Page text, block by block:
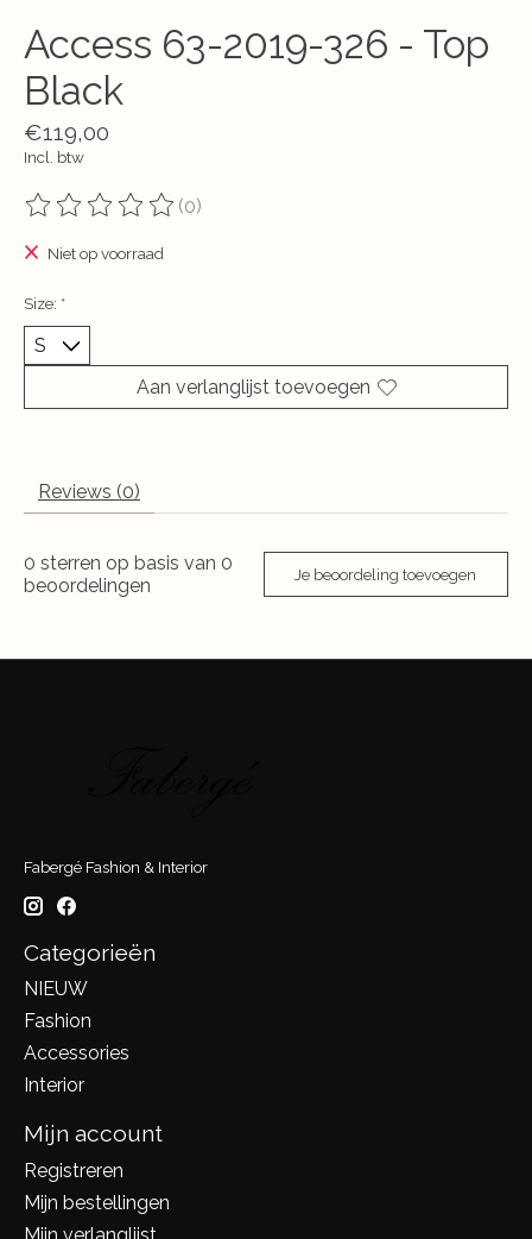
Access 63-2019-326 - Top
Black
€119,00
Incl. btw
De beoordeling van dit product is
(0)
Niet op voorraad
Size: *
Aan verlanglijst toevoegen
Reviews (0)
0 sterren op basis van 0
beoordelingen
Je beoordeling toevoegen
Fabergé Fashion & Interior
Categorieën
NIEUW
Fashion
Accessories
Interior
Mijn account
Registreren
Mijn bestellingen